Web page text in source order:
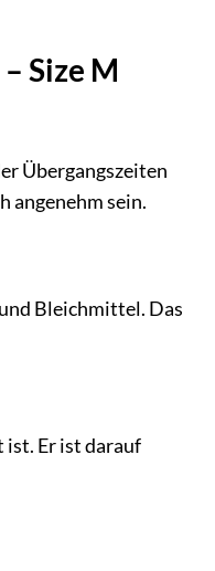
Size M
Übergangszeiten
angenehm sein.
Bleichmittel. Das
ist. Er ist darauf